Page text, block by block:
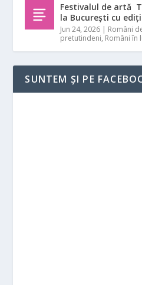
Festivalul de artă
la București cu
Jun 24, 2026 | Români
pretutindeni, Români în
SUNTEM ȘI PE